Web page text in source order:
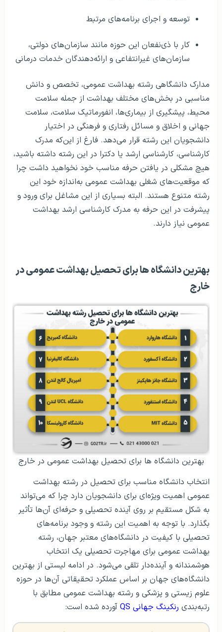
توسعه و اجرای برنامه‌های مرتبط
کار با ذی‌نفعان این حوزه مانند سازمان‌های دولتی،
سازمان‌های غیرانتفاعی و ارائه‌دهندگان خدمات درمانی
مدارک دانشگاهی رشته بهداشت عمومی، تخصص و دانش
مناسبی در بخش‌های مختلف بهداشت از جمله سلامت
محیط، پیشگیری از بیماری‌ها، انفورماتیک سلامت، سلامت
جهانی و اخلاق و مسائل رفتاری و فرهنگی در اختیار
دانشجویان این رشته قرار می‌دهد. فارغ از این‌که مدرک
کارشناسی، کارشناسی ارشد یا دکترا در این رشته داشته باشید،
هیچ مشکلی در یافتن حرفه مناسب خود نخواهید داشت چرا
که موقعیت‌‌های شغلی بهداشت عمومی به‌اندازه خود این
رشته متنوع هستند. البته بسیاری از این مشاغل برای ورود و
پیشرفت در این حرفه به مدرک کارشناسی ارشد بهداشت
عمومی نیاز دارند.
بهترین دانشگاه ها برای تحصیل بهداشت عمومی در
خارج
بهترین دانشگاه ها برای تحصیل بهداشت عمومی در خارج
انتخاب دانشگاه مناسب برای تحصیل در رشته بهداشت
عمومی اهمیت ویژه‌ای برای دانشجویان دارد چرا که می‌تواند
به شکل مستقیم بر روی آینده تحصیلی و حرفه‌ای آن‌ها تأثیر
بگذارد. با توجه به اهمیت این رشته و وجود برنامه‌های
تحصیلی با کیفیت در دانشگاه‌های معتبر جهان، رشته
بهداشت عمومی برای مهاجرت تحصیلی یک انتخاب
هوشمندانه و آینده‌دار تلقی می‌شود. در ادامه لیستی از بهترین
دانشگاه‌های جهان بر اساس عملکرد تحقیقاتی آن‌ها در حوزه
علوم زیستی و پزشکی و رشته بهداشت عمومی مطابق با
رتبه‌بندی رنکینگ جهانی QS آورده شده است: